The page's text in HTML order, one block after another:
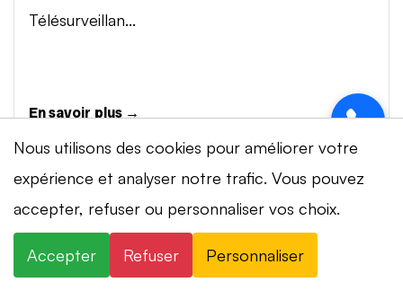
Télésurveillan...
En savoir plus →
Vidéosurveillance à Mont-Tramelan
Installation de systèmes de vidéosurveillance à
{city} : caméras IP 4K, visionnage smartphone,
Nous utilisons des cookies pour améliorer votre
expérience et analyser notre trafic. Vous pouvez
accepter, refuser ou personnaliser vos choix.
Accepter Refuser Personnaliser
⚡ Intervention en 20 min· 24h/24 · 7j/7 ·
+41 78 319 32 82
WhatsApp